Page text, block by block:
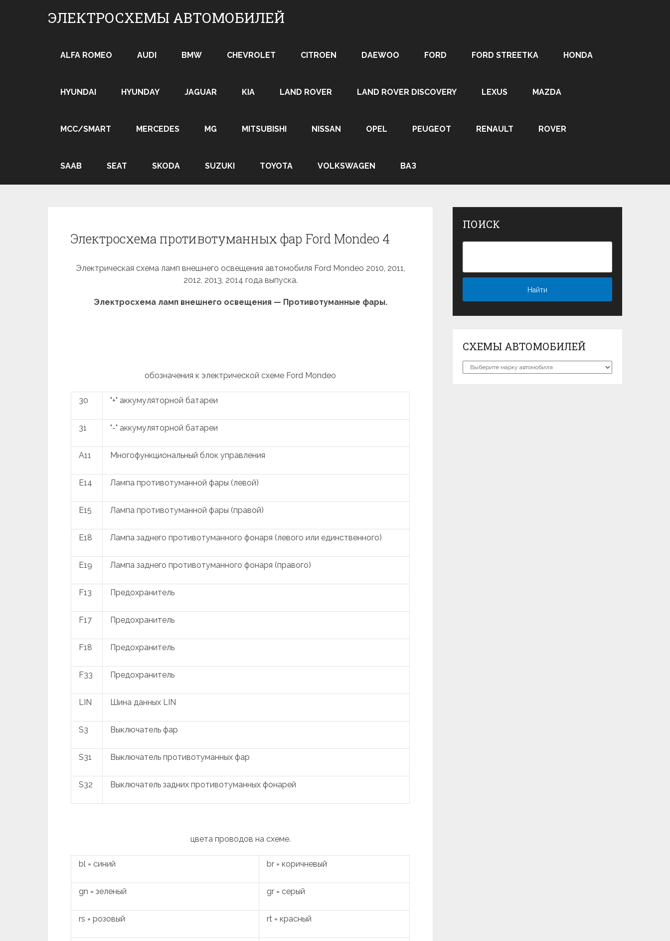
ЭЛЕКТРОСХЕМЫ АВТОМОБИЛЕЙ
ALFA ROMEO AUDI BMW CHEVROLET CITROEN DAEWOO FORD FORD STREETKA HONDA
HYUNDAI HYUNDAY JAGUAR KIA LAND ROVER LAND ROVER DISCOVERY LEXUS MAZDA
MCC/SMART MERCEDES MG MITSUBISHI NISSAN OPEL PEUGEOT RENAULT ROVER
SAAB SEAT SKODA SUZUKI TOYOTA VOLKSWAGEN ВАЗ
Электросхема противотуманных фар Ford Mondeo 4
Электрическая схема ламп внешнего освещения автомобиля Ford Mondeo 2010, 2011,
2012, 2013, 2014 года выпуска.
Электросхема ламп внешнего освещения — Противотуманные фары.
обозначения к электрической схеме Ford Mondeo
30 "+" аккумуляторной батареи
31 "-" аккумуляторной батареи
A11 Многофункциональный блок управления
E14 Лампа противотуманной фары (левой)
E15 Лампа противотуманной фары (правой)
E18 Лампа заднего противотуманного фонаря (левого или единственного)
E19 Лампа заднего противотуманного фонаря (правого)
F13 Предохранитель
F17 Предохранитель
F18 Предохранитель
F33 Предохранитель
LIN Шина данных LIN
S3 Выключатель фар
S31 Выключатель противотуманных фар
S32 Выключатель задних противотуманных фонарей
цвета проводов на схеме.
bl = синий br = коричневый
gn = зеленый gr = серый
rs = розовый rt = красный
ПОИСК
СХЕМЫ АВТОМОБИЛЕЙ
Схемы